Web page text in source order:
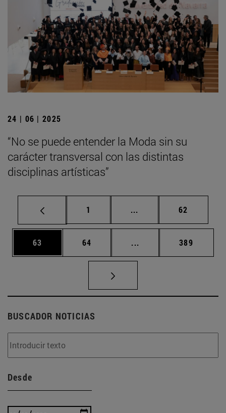
24 | 06 | 2025
“No se puede entender la Moda sin su
carácter transversal con las distintas
disciplinas artísticas”
Página
1 ... Páginas intermedias
Página
62
Página
63 Página
64 ... Páginas intermedias
Página
389
BUSCADOR NOTICIAS
Desde